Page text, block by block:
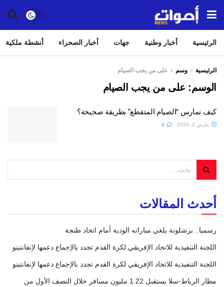
الرئيسية أخبار وطنية جهات أخبار الصحراء أنشطة ملكية
الرئيسية وسم على من يجب الصيام
الوسم: على من يجب الصيام
كيف تمارس “الصيام المتقطع” بطريقة صحيحة؟
مارس 2, 2024
أحدث المقالات
رسميا.. برشلونة يلغي مباراته الودية أمام اتحاد طنجة
اللجنة التنفيذية للاتحاد الإفريقي لكرة القدم تجدد بالإجماع دعمها لإنفانتينو
اللجنة التنفيذية للاتحاد الإفريقي لكرة القدم تجدد بالإجماع دعمها لإنفانتينو
مطار الرباط-سلا يستقبل 1.22 مليون مسافر خلال النصف الأول من